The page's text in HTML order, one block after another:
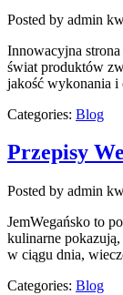
Posted by admin
Innowacyjna
świat produktów
jakość wykonania
Categories: Blog
Przepisy
Posted by admin
JemWegańsko to
kulinarne
w ciągu dnia,
Categories: Blog